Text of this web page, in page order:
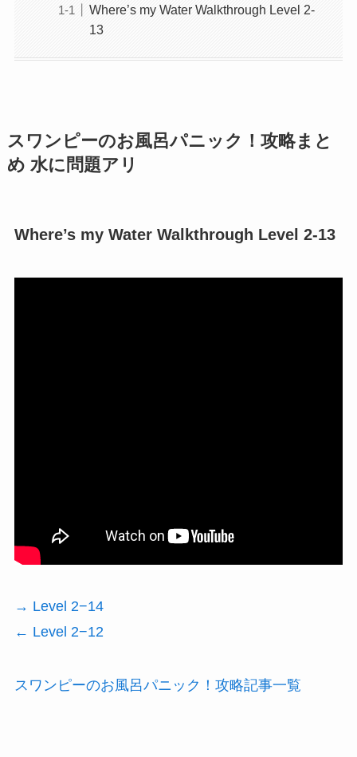
Where’s my Water Walkthrough Level 2-
13
スワンピーのお風呂パニック！攻略まと
め 水に問題アリ
Where’s my Water Walkthrough Level 2-13
→ Level 2−14
← Level 2−12
スワンピーのお風呂パニック！攻略記事一覧